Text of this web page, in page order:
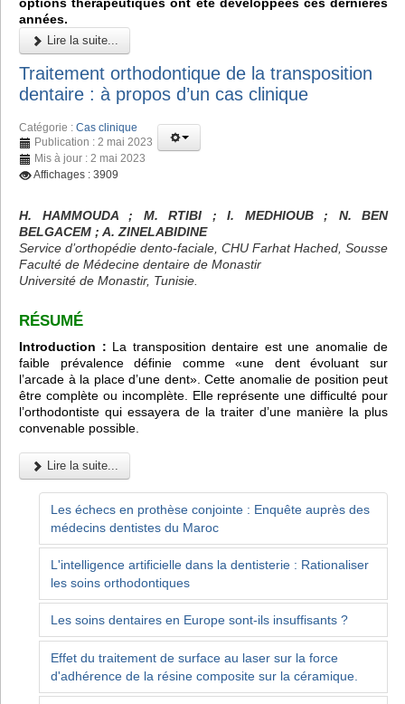
options thérapeutiques ont été développées ces dernières
années.
Lire la suite...
Traitement orthodontique de la transposition
dentaire : à propos d’un cas clinique
Catégorie : Cas clinique
Publication : 2 mai 2023
Mis à jour : 2 mai 2023
Affichages : 3909
H. HAMMOUDA ; M. RTIBI ; I. MEDHIOUB ; N. BEN
BELGACEM ; A. ZINELABIDINE
Service d’orthopédie dento-faciale, CHU Farhat Hached, Sousse
Faculté de Médecine dentaire de Monastir
Université de Monastir, Tunisie.
RÉSUMÉ
Introduction : La transposition dentaire est une anomalie de
faible prévalence définie comme «une dent évoluant sur
l’arcade à la place d’une dent». Cette anomalie de position peut
être complète ou incomplète. Elle représente une difficulté pour
l’orthodontiste qui essayera de la traiter d’une manière la plus
convenable possible.
Lire la suite...
Les échecs en prothèse conjointe : Enquête auprès des
médecins dentistes du Maroc
L'intelligence artificielle dans la dentisterie : Rationaliser
les soins orthodontiques
Les soins dentaires en Europe sont-ils insuffisants ?
Effet du traitement de surface au laser sur la force
d'adhérence de la résine composite sur la céramique.